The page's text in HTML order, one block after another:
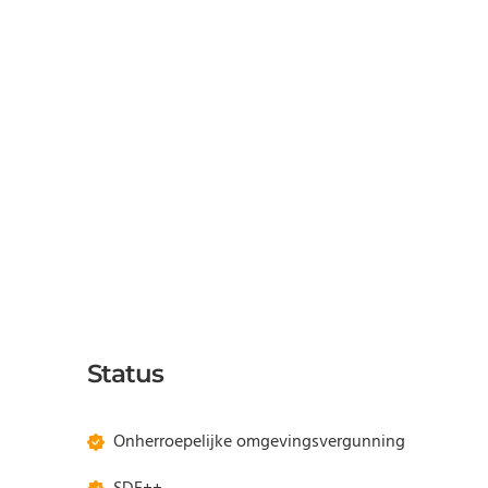
Status
Onherroepelijke omgevingsvergunning